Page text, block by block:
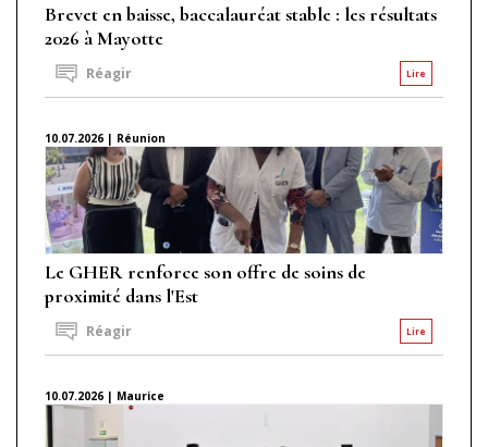
Brevet en baisse, baccalauréat stable : les résultats
2026 à Mayotte
Lire
Réagir
10.07.2026 | Réunion
Le GHER renforce son offre de soins de
proximité dans l'Est
Lire
Réagir
10.07.2026 | Maurice